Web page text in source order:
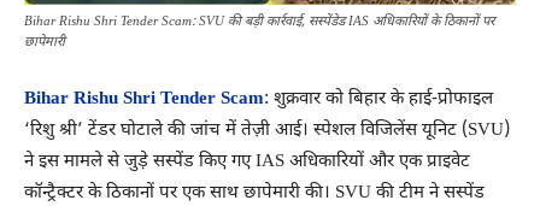
Bihar Rishu Shri Tender Scam: SVU की बड़ी कार्रवाई, सस्पेंडेड IAS अधिकारियों के ठिकानों पर
छापेमारी
Bihar Rishu Shri Tender Scam: शुक्रवार को बिहार के हाई-प्रोफाइल
‘रिशु श्री’ टेंडर घोटाले की जांच में तेज़ी आई। स्पेशल विजिलेंस यूनिट (SVU)
ने इस मामले से जुड़े सस्पेंड किए गए IAS अधिकारियों और एक प्राइवेट
कॉन्ट्रैक्टर के ठिकानों पर एक साथ छापेमारी की। SVU की टीम ने सस्पेंड